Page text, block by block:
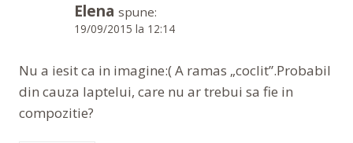
Elena spune:
19/09/2015 la 12:14
Nu a iesit ca in imagine:( A ramas „coclit”.Probabil
din cauza laptelui, care nu ar trebui sa fie in
compozitie?